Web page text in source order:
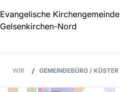
Evangelische Kirchengemeinde
Gelsenkirchen-Nord
WIR / GEMEINDEBÜRO / KÜSTER